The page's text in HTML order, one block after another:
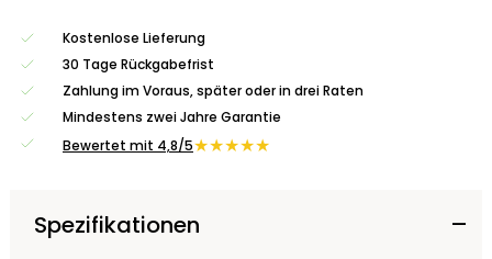
Kostenlose Lieferung
30 Tage Rückgabefrist
Zahlung im Voraus, später oder in drei Raten
Mindestens zwei Jahre Garantie
Bewertet mit 4,8/5★★★★★
Spezifikationen